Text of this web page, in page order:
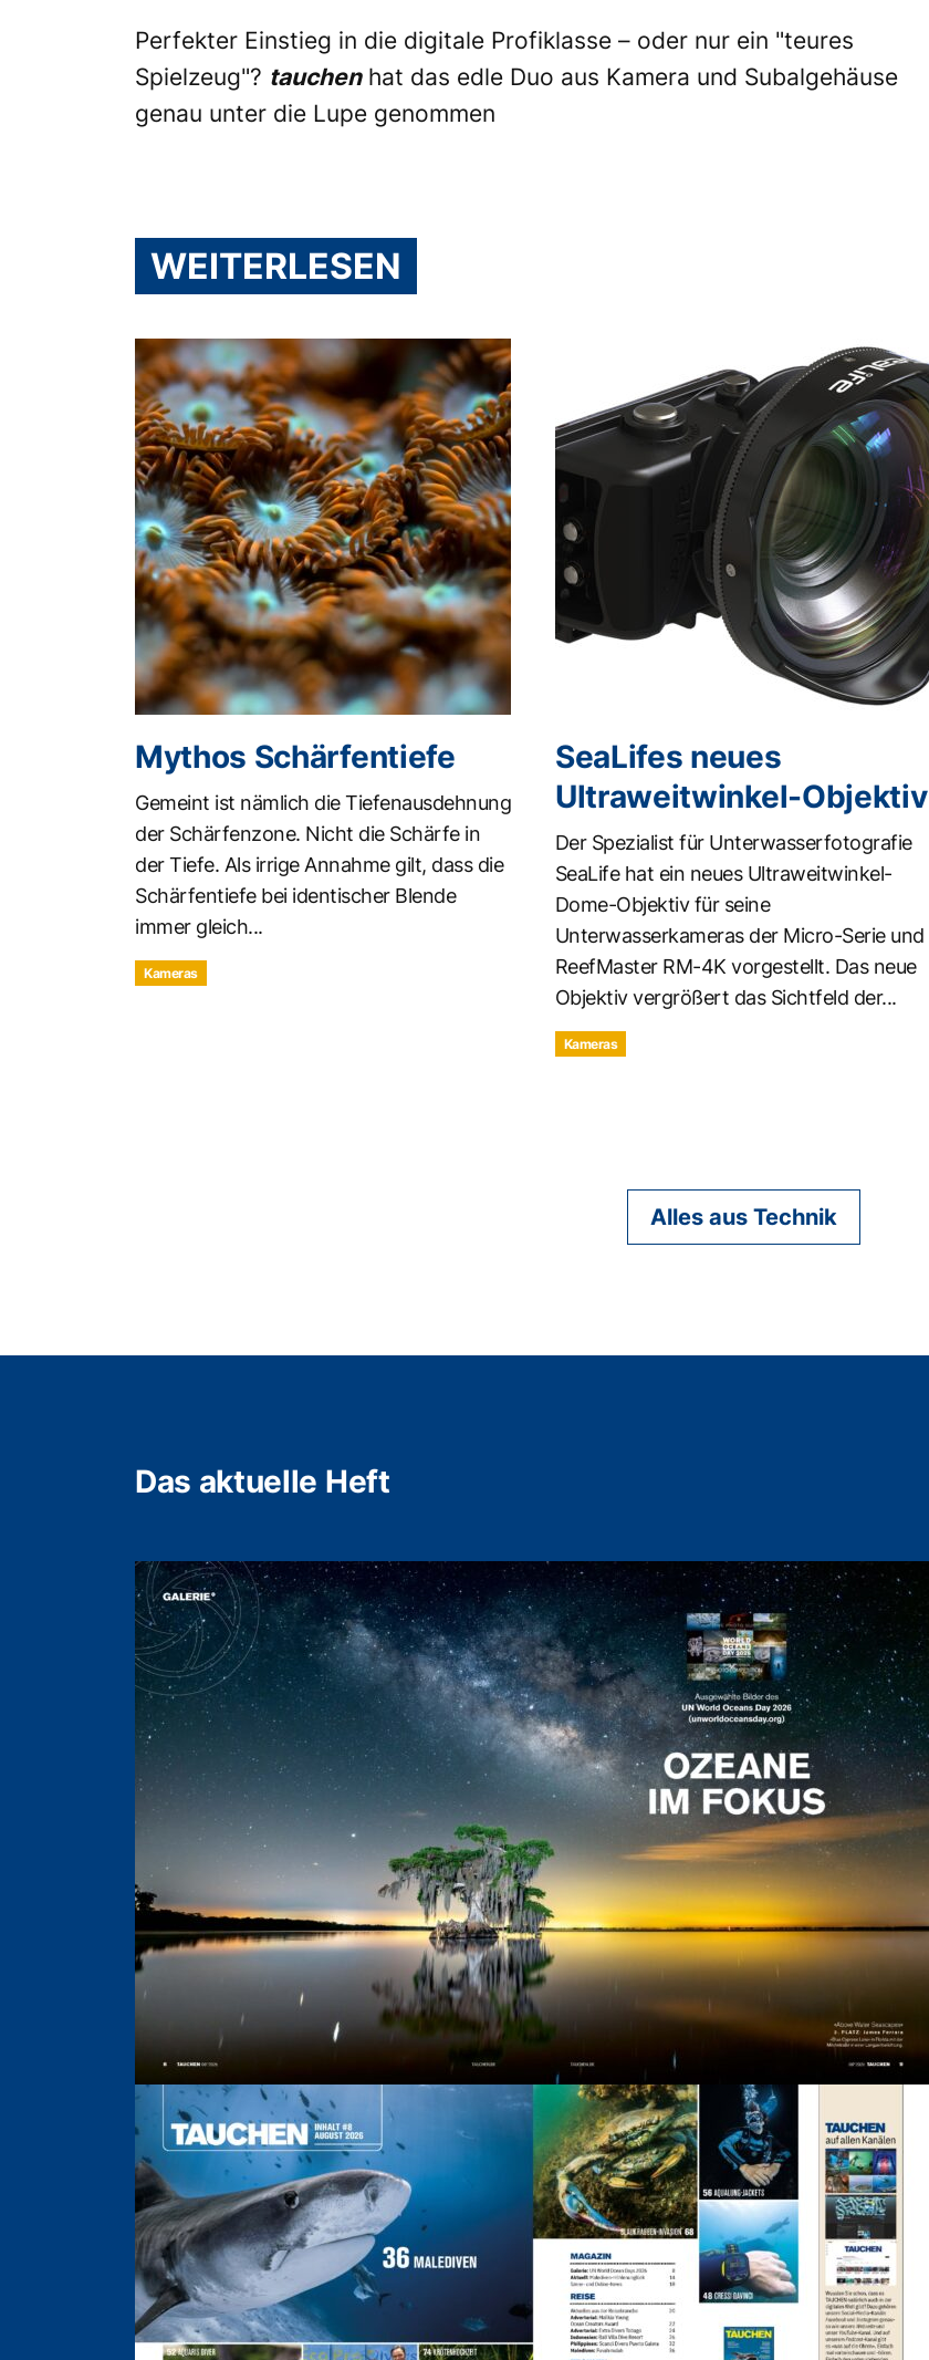
Perfekter Einstieg in die digitale Profiklasse – oder nur ein "teures
Spielzeug"? tauchenhat das edle Duo aus Kamera und Subalgehäuse
genau unter die Lupe genommen
WEITERLESEN
Mythos Schärfentiefe
Gemeint ist nämlich die Tiefenausdehnung
der Schärfenzone. Nicht die Schärfe in
der Tiefe. Als irrige Annahme gilt, dass die
Schärfentiefe bei identischer Blende
immer gleich...
Kameras
SeaLifes neues
Ultraweitwinkel-Objektiv
Der Spezialist für Unterwasserfotografie
SeaLife hat ein neues Ultraweitwinkel-
Dome-Objektiv für seine
Unterwasserkameras der Micro-Serie und
ReefMaster RM-4K vorgestellt. Das neue
Objektiv vergrößert das Sichtfeld der...
Kameras
Alles aus Technik
Das aktuelle Heft